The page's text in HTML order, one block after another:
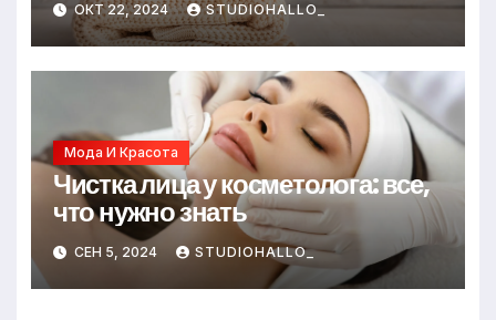
ОКТ 22, 2024 STUDIOHALLO_
Мода И Красота
Чистка лица у косметолога: все,
что нужно знать
СЕН 5, 2024 STUDIOHALLO_